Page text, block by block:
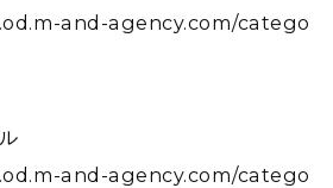
and-agency.com/catego
and-agency.com/catego